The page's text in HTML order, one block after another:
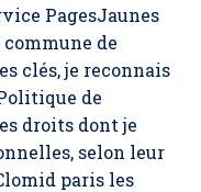
PagesJaunes
de
clés, je reconnais
de
droits dont je
selon leur
paris les